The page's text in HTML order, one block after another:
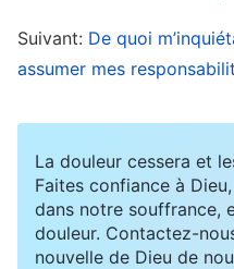
je me suis rendu
faire des rapports, et
superficielle et qu’elle
faire le travail. À ce
frères et sœurs ne
correctement ; ils ne
Suivant: De quoi
assumer mes
La douleur cessera et
Faites confiance à
dans notre souffrance,
douleur. Contactez-
nouvelle de Dieu de